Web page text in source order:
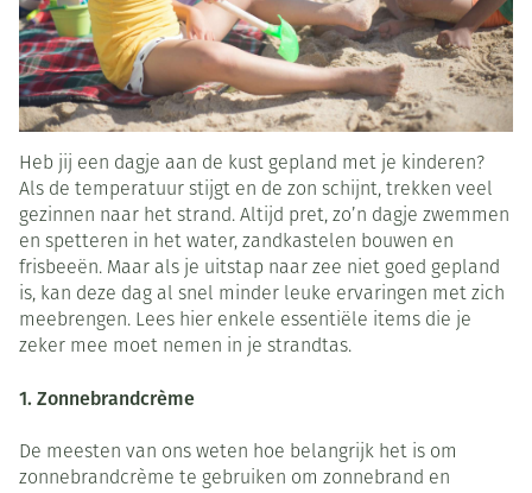
Heb jij een dagje aan de kust gepland met je kinderen?
Als de temperatuur stijgt en de zon schijnt, trekken veel
gezinnen naar het strand. Altijd pret, zo’n dagje zwemmen
en spetteren in het water, zandkastelen bouwen en
frisbeeën. Maar als je uitstap naar zee niet goed gepland
is, kan deze dag al snel minder leuke ervaringen met zich
meebrengen. Lees hier enkele essentiële items die je
zeker mee moet nemen in je strandtas.
1. Zonnebrandcrème
De meesten van ons weten hoe belangrijk het is om
zonnebrandcrème te gebruiken om zonnebrand en